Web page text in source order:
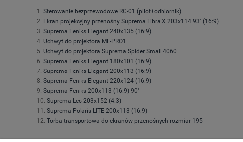
Sterowanie bezprzewodowe RC-01 (pilot+odbiornik)
Ekran projekcyjny przenośny Suprema Libra X 203x114 93'' (16:9)
Suprema Feniks Elegant 240x135 (16:9)
Uchwyt do projektora ML-PRO1
Uchwyt do projektora Suprema Spider Small 4060
Suprema Feniks Elegant 180x101 (16:9)
Suprema Feniks Elegant 200x113 (16:9)
Suprema Feniks Elegant 220x124 (16:9)
Suprema Feniks 200x113 (16:9) 90''
Suprema Leo 203x152 (4:3)
Suprema Polaris LITE 200x113 (16:9)
Torba transportowa do ekranów przenośnych rozmiar 195